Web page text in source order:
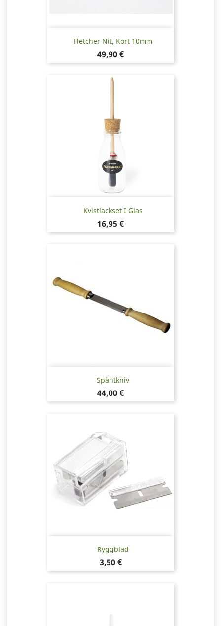
Fletcher Nit, Kort 10mm
Pris
49,90 €
Kvistlackset I Glas
Pris
16,95 €
Späntkniv
Pris
44,00 €
Ryggblad
Pris
3,50 €